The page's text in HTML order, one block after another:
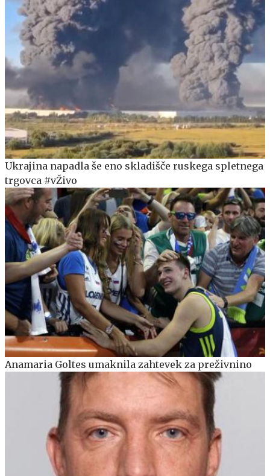
Ukrajina napadla še eno skladišče ruskega spletnega
trgovca #vŽivo
Anamaria Goltes umaknila zahtevek za preživnino